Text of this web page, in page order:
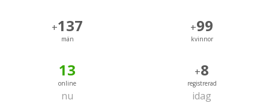
+137
män
+99
kvinnor
13
online
nu
+8
registrerad
idag